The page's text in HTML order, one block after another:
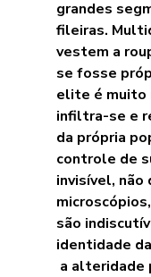
grandes
fileiras.
vestem a
se fosse
elite é muito
infiltra-se e
da própria
controle de
invisível,
são
identidade
a alteridade